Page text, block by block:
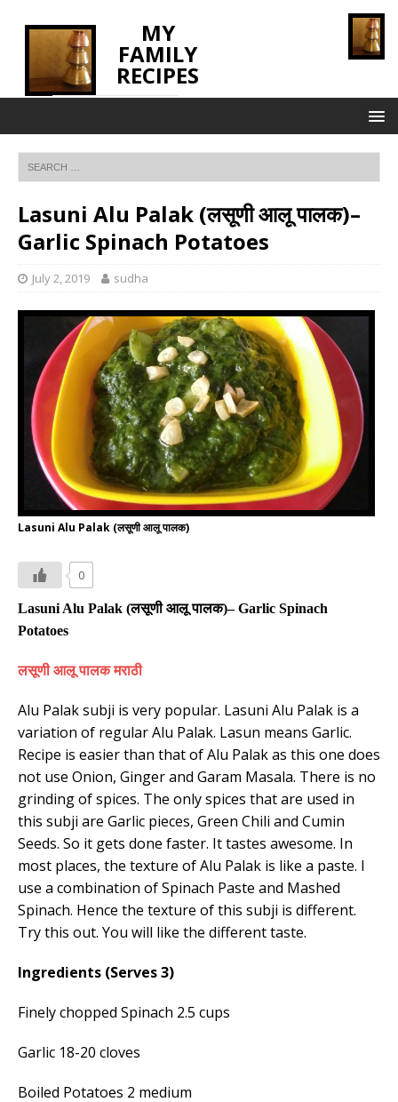
MY
FAMILY
RECIPES
Lasuni Alu Palak (लसूणी आलू पालक)–
Garlic Spinach Potatoes
July 2, 2019 sudha
Lasuni Alu Palak (लसूणी आलू पालक)
0
Lasuni Alu Palak (लसूणी आलू पालक)– Garlic Spinach
Potatoes
लसूणी आलू पालक मराठी
Alu Palak subji is very popular. Lasuni Alu Palak is a
variation of regular Alu Palak. Lasun means Garlic.
Recipe is easier than that of Alu Palak as this one does
not use Onion, Ginger and Garam Masala. There is no
grinding of spices. The only spices that are used in
this subji are Garlic pieces, Green Chili and Cumin
Seeds. So it gets done faster. It tastes awesome. In
most places, the texture of Alu Palak is like a paste. I
use a combination of Spinach Paste and Mashed
Spinach. Hence the texture of this subji is different.
Try this out. You will like the different taste.
Ingredients (Serves 3)
Finely chopped Spinach 2.5 cups
Garlic 18-20 cloves
Boiled Potatoes 2 medium